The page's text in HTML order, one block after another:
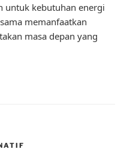
untuk kebutuhan energi
memanfaatkan
masa depan yang